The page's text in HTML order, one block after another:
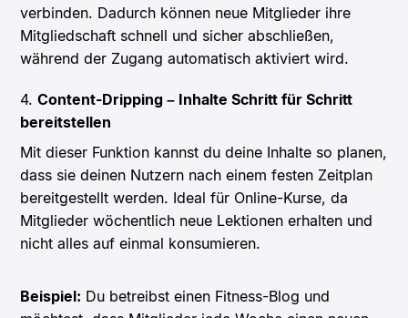
verbinden. Dadurch können neue Mitglieder ihre
Mitgliedschaft schnell und sicher abschließen,
während der Zugang automatisch aktiviert wird.
4.Content-Dripping – Inhalte Schritt für Schritt
bereitstellen
Mit dieser Funktion kannst du deine Inhalte so planen,
dass sie deinen Nutzern nach einem festen Zeitplan
bereitgestellt werden. Ideal für Online-Kurse, da
Mitglieder wöchentlich neue Lektionen erhalten und
nicht alles auf einmal konsumieren.
Beispiel: Du betreibst einen Fitness-Blog und